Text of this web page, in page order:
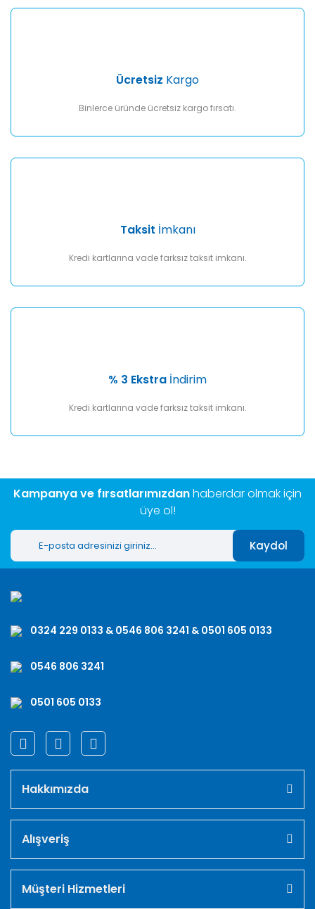
Ücretsiz Kargo
Binlerce üründe ücretsiz kargo fırsatı.
Taksit İmkanı
Kredi kartlarına vade farksız taksit imkanı.
% 3 Ekstra İndirim
Kredi kartlarına vade farksız taksit imkanı.
Kampanya ve fırsatlarımızdanhaberdar olmak için
üye ol!
Kaydol
0324 229 0133 & 0546 806 3241 & 0501 605 0133
0546 806 3241
0501 605 0133
Hakkımızda
Alışveriş
Müşteri Hizmetleri